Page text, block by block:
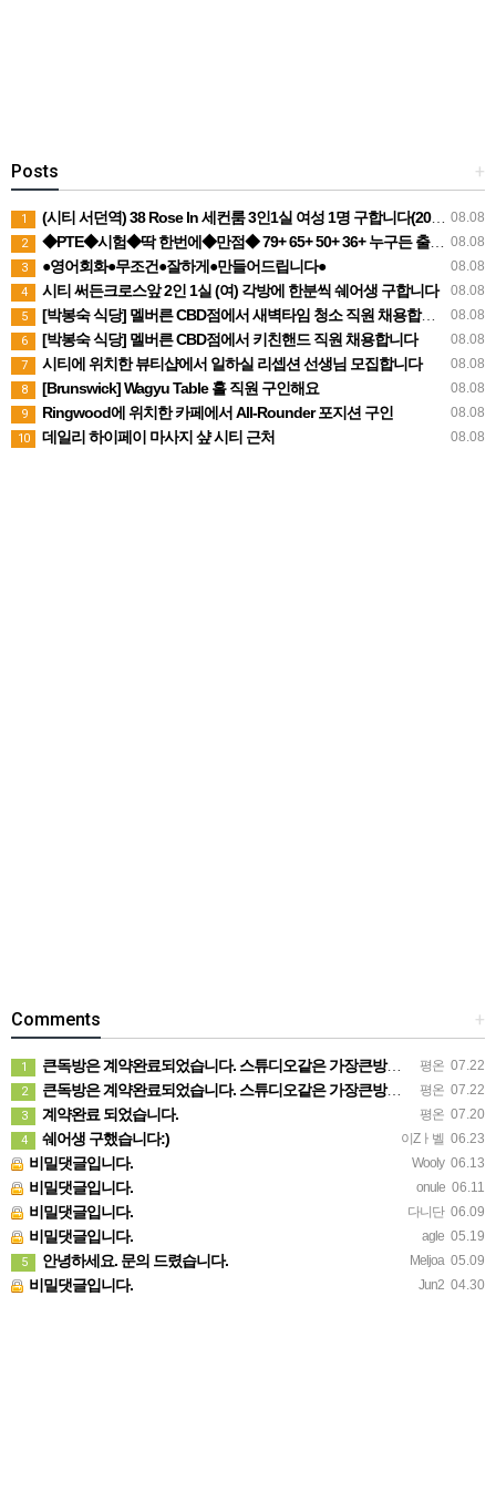
+
Posts
08.08
1 (시티 서던역) 38 Rose ln 세컨룸 3인1실 여성 1명 구합니다(200불) 8월23일부터 입주가능
08.08
2 ◆PTE◆시험◆딱 한번에◆만점◆ 79+ 65+ 50+ 36+ 누구든 출제원리로 접근하는 수업
08.08
3 ●영어회화●무조건●잘하게●만들어드립니다●
08.08
4 시티 써든크로스앞 2인 1실 (여) 각방에 한분씩 쉐어생 구합니다
08.08
5 [박봉숙 식당] 멜버른 CBD점에서 새벽타임 청소 직원 채용합니다 (경력자 환영)
08.08
6 [박봉숙 식당] 멜버른 CBD점에서 키친핸드 직원 채용합니다
08.08
7 시티에 위치한 뷰티샵에서 일하실 리셉션 선생님 모집합니다
08.08
8 [Brunswick] Wagyu Table 홀 직원 구인해요
08.08
9 Ringwood에 위치한 카페에서 All-Rounder 포지션 구인
08.08
10 데일리 하이페이 마사지 샾 시티 근처
+
Comments
평온 07.22
1 큰독방은 계약완료되었습니다. 스튜디오같은 가장큰방을 2인동시 또는 혼자서 큰독방으로도 즉시입주 가능합니다.
평온 07.22
2 큰독방은 계약완료되었습니다. 스튜디오같은 가장큰방을 2인동시 또는 혼자서 큰독방으로도 즉시입주 가능합니다.
평온 07.20
3 계약완료 되었습니다.
이Zㅏ벨 06.23
4 쉐어생 구했습니다:)
Wooly 06.13
비밀댓글입니다.
onule 06.11
비밀댓글입니다.
다니단 06.09
비밀댓글입니다.
agle 05.19
비밀댓글입니다.
Meljoa 05.09
5 안녕하세요. 문의 드렸습니다.
Jun2 04.30
비밀댓글입니다.